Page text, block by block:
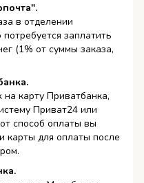
в отделении
заплатить
(1% от суммы заказа,
карту Приватбанка,
Приват24 или
способ оплаты вы
карты для оплаты после